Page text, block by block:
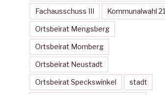
Fachausschuss III Kommunalwahl 21
Ortsbeirat Mengsberg
Ortsbeirat Momberg
Ortsbeirat Neustadt
Ortsbeirat Speckswinkel stadt